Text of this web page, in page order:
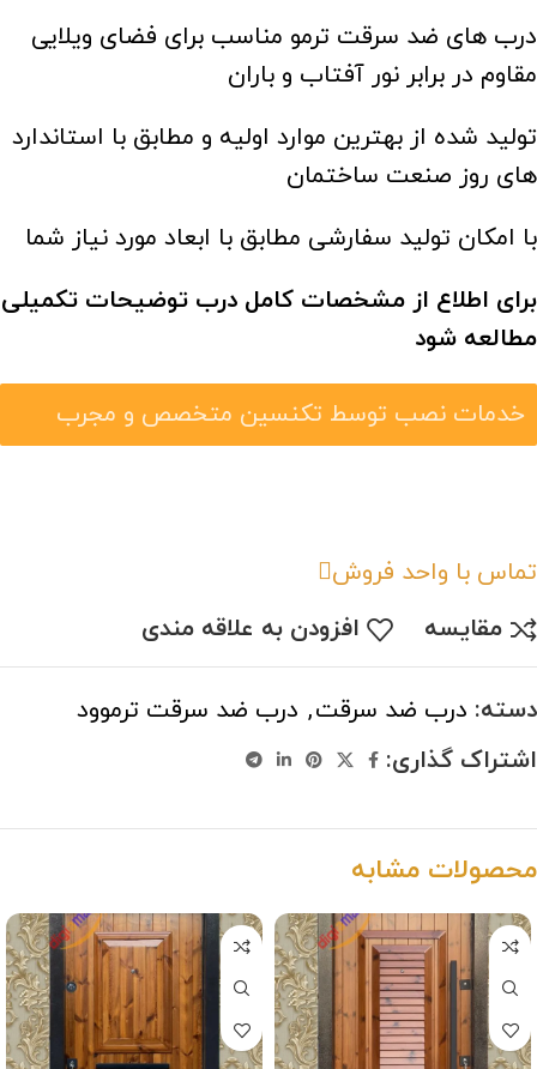
درب های ضد سرقت ترمو مناسب برای فضای ویلایی
مقاوم در برابر نور آفتاب و باران
تولید شده از بهترین موارد اولیه و مطابق با استاندارد
های روز صنعت ساختمان
با امکان تولید سفارشی مطابق با ابعاد مورد نیاز شما
برای اطلاع از مشخصات کامل درب توضیحات تکمیلی
مطالعه شود
خدمات نصب توسط تکنسین متخصص و مجرب
تماس با واحد فروش
مقایسه
افزودن به علاقه مندی
دسته: درب ضد سرقت, درب ضد سرقت ترموود
اشتراک گذاری:
محصولات مشابه